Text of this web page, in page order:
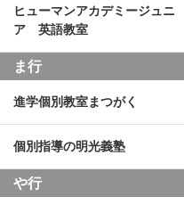
ヒューマンアカデミージュニ
ア 英語教室
ま行
進学個別教室まつがく
個別指導の明光義塾
や行